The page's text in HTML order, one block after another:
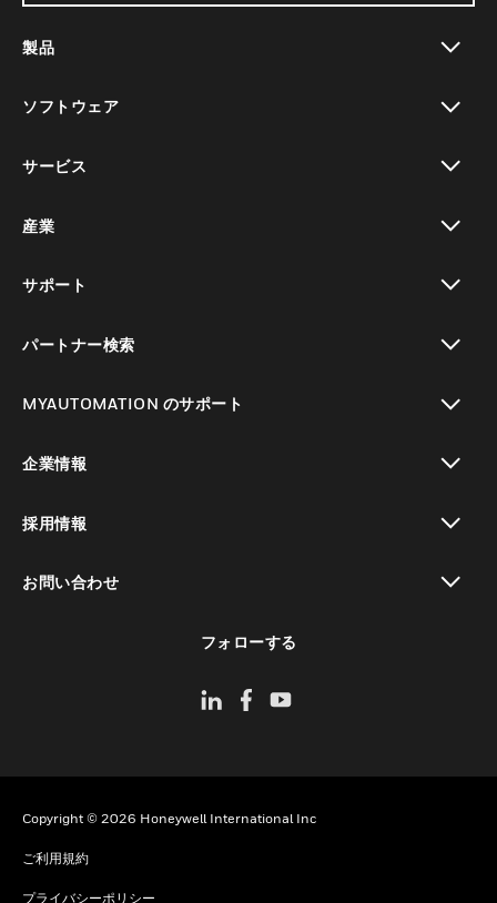
製品
ソフトウェア
サービス
産業
サポート
パートナー検索
MYAUTOMATION のサポート
企業情報
採用情報
お問い合わせ
フォローする
Copyright © 2026 Honeywell International Inc
ご利用規約
プライバシーポリシー